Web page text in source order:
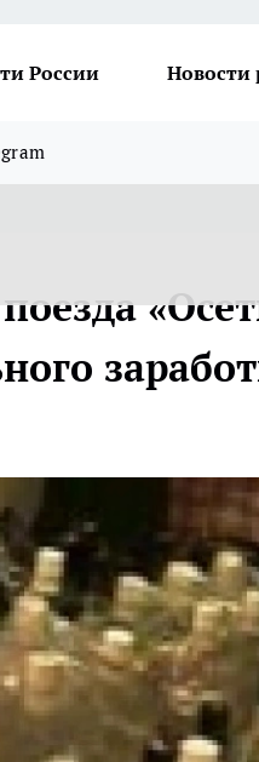
России Новости